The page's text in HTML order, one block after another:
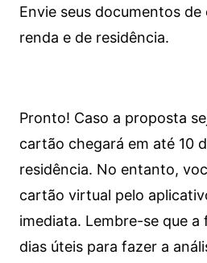
Envie seus documentos
renda e de residência.
Pronto! Caso a proposta
cartão chegará em até 10
residência. No entanto,
cartão virtual pelo
imediata. Lembre-se que
dias úteis para fazer a